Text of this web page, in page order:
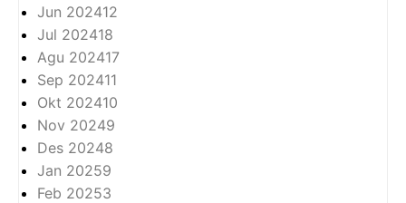
Jun 202412
Jul 202418
Agu 202417
Sep 202411
Okt 202410
Nov 20249
Des 20248
Jan 20259
Feb 20253